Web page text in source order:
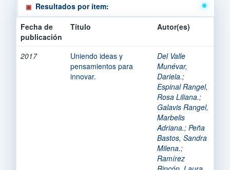
Resultados por ítem:
Fecha de
publicación
Título Autor(es)
2017
Uniendo ideas y
pensamientos para
innovar.
Del Valle
Munévar,
Dariela.;
Espinal Rangel,
Rosa Liliana.;
Galavis Rangel,
Marbelis
Adriana.; Peña
Bastos, Sandra
Milena.;
Ramírez